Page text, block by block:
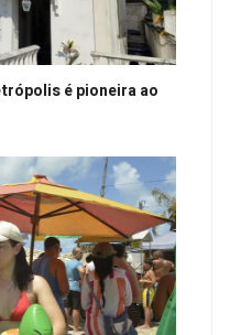
é pioneira ao